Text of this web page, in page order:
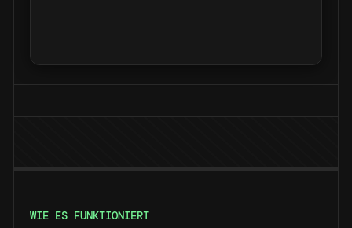
WIE ES FUNKTIONIERT